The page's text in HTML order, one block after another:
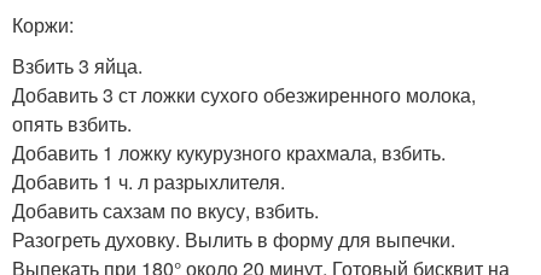
Коржи:
Взбить 3 яйца.
Добавить 3 ст ложки сухого обезжиренного молока,
опять взбить.
Добавить 1 ложку кукурузного крахмала, взбить.
Добавить 1 ч. л разрыхлителя.
Добавить сахзам по вкусу, взбить.
Разогреть духовку. Вылить в форму для выпечки.
Выпекать при 180° около 20 минут. Готовый бисквит на